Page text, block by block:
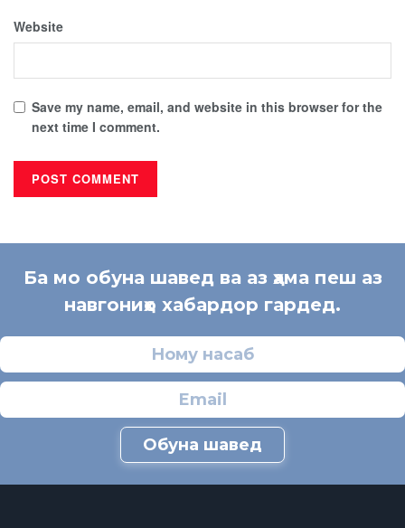
Website
Save my name, email, and website in this browser for the
next time I comment.
Ба мо обуна шавед ва аз ҳама пеш аз
навгониҳо хабардор гардед.
Обуна шавед